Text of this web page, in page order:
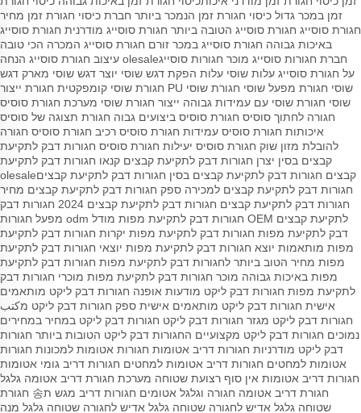
זמן במכר גדול כיסוי חגורת זמן הנמכר ביותר חברת כיסוי חגורת זמן מחיר
חגורת סוסייג חגורת סוסייג הטובה ביותר חגורת סוסייג מודרנית חגורת סוסייג
באיכות גבוהה חגורת סוסייג במכר זורם חגורת סוסייג המכרה הכי טובה
חברת חגורות סוסייג מוכר חגורות סוסייגolesale עיצוב חגורת סוסייג הנחה
על חגורת סוסייג עלות שוסי עלות הפקת דגש שוסי יוצר דגש שוסי מארק דגש
שוסי חגורת מפעל שוסי חגורת שוסי PU חגורת שוסי קומפקטית חגורת ייצור
שוסי חגורת שוסי עם עמידות גבוהה ייצור חגורת שוסי מערכת חגורת סוסיס
חגורה לחתוך סוסיס חגורת סוסיס ביצועים גבוה חגורת תצוגה של סוסיס
איכותות חגורת סוסיס עמידות חגורת סוסיס רכיב חגורת סוסיס חגורה
להובלת מזון שוק חגורת סוסיס יעילות חגורת סוסיס חגורות דבק לתקיעת
קבצים בסין יצרן חגורות דבק לתקיעת קבצים קנאו חגורות דבק לתקיעת
קבצים חגורות דבק לתקיעת קבצים בסין חגורות דבק לתקיעת קבציםolesale
חגורות דבק לתקיעת קבצים למכירה ספק חגורות דבק לתקיעת קבצים מחיר
חגורות דבק לתקיעת קבצים חגורות דבק לתקיעת קבצים 2024
חגורות דבק
לתקיעת קבצים OEM
חגורות דבק לתקיעת מפות מודל odm
מפעל חגורות
דבק לתקיעת מפות חגורות דבק לתקיעת מפות יקרות חגורות דבק לתקיעת
מפות מותאמות יוצא חגורות דבק לתקיעת מפות יוצאי חגורות דבק לתקיעת
מפות מחיר הטוב ביותר לחגורות דבק לתקיעת מפות חגורות דבק לתקיעת
מפות באיכות גבוהה מוכר חגורות דבק לתקיעת מפות מוכרי חגורות דבק
לתקיעת מפות חגורות דבק ליקט מודעות אופנה חגורות דבק ליקט מותאמים
אישית חגורות דבק ליקט מותאמים אישית ספק חגורות דבק ליקט מكتب
חגורות דבק ליקט מגזר חגורות דבק ליקט חגורות דבק ליקט במחיר במחירים
נמוכים חגורות דבק ליקט מקצועיים החגורות דבק ליקט הטובות ביותר חגורות
דבק ליקט מודרניות חגורות דריב אטומות חגורות אטומות למכונות חגורות
אטומות למחטים חגורות דריב אטומות למחטים חגורות דריב גומי אטומות
חגורות דריב אטומות אין סוף רצועת שטוחה מערכת חגורת דריב אטומה גלגל
חגורת דריב אטומה חגורה וגלגל אטומים חגורות דריב
מגש ת송 חגורת
שטוחה גלגל אדיש לחגורה שטוחה גלגל אדיש לחגורה שטוחה גלגל מנה